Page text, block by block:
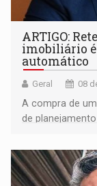
ARTIGO:
imobiliário é
automático
Geral 08
A compra de
de planejamento